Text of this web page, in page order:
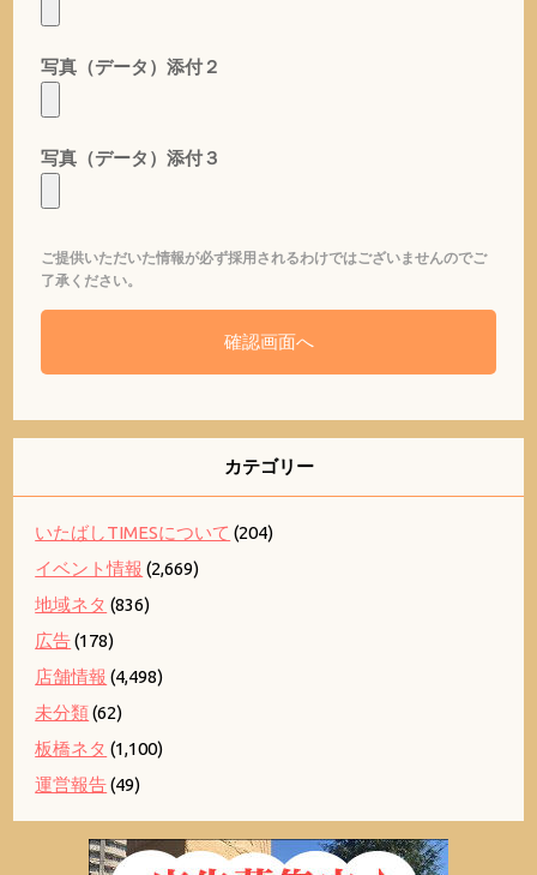
写真（データ）添付２
写真（データ）添付３
ご提供いただいた情報が必ず採用されるわけではございませんのでご
了承ください。
カテゴリー
いたばしTIMESについて (204)
イベント情報 (2,669)
地域ネタ (836)
広告(178)
店舗情報 (4,498)
未分類(62)
板橋ネタ (1,100)
運営報告(49)